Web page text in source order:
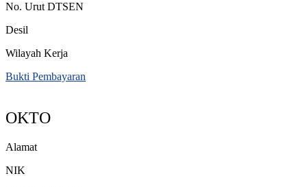
No. Urut DTSEN
Desil
Wilayah Kerja
Bukti Pembayaran
OKTO
Alamat
NIK